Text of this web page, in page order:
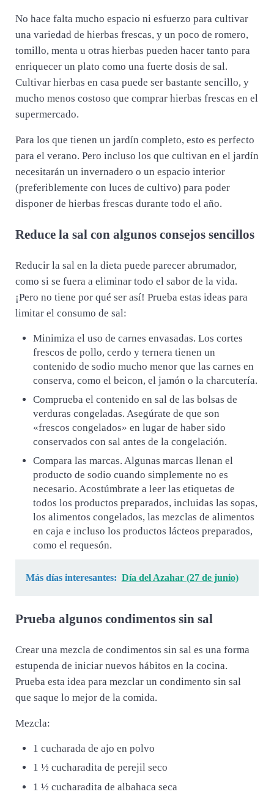
No hace falta mucho espacio ni esfuerzo para cultivar
una variedad de hierbas frescas, y un poco de romero,
tomillo, menta u otras hierbas pueden hacer tanto para
enriquecer un plato como una fuerte dosis de sal.
Cultivar hierbas en casa puede ser bastante sencillo, y
mucho menos costoso que comprar hierbas frescas en el
supermercado.
Para los que tienen un jardín completo, esto es perfecto
para el verano. Pero incluso los que cultivan en el jardín
necesitarán un invernadero o un espacio interior
(preferiblemente con luces de cultivo) para poder
disponer de hierbas frescas durante todo el año.
Reduce la sal con algunos consejos sencillos
Reducir la sal en la dieta puede parecer abrumador,
como si se fuera a eliminar todo el sabor de la vida.
¡Pero no tiene por qué ser así! Prueba estas ideas para
limitar el consumo de sal:
Minimiza el uso de carnes envasadas. Los cortes
frescos de pollo, cerdo y ternera tienen un
contenido de sodio mucho menor que las carnes en
conserva, como el beicon, el jamón o la charcutería.
Comprueba el contenido en sal de las bolsas de
verduras congeladas. Asegúrate de que son
«frescos congelados» en lugar de haber sido
conservados con sal antes de la congelación.
Compara las marcas. Algunas marcas llenan el
producto de sodio cuando simplemente no es
necesario. Acostúmbrate a leer las etiquetas de
todos los productos preparados, incluidas las sopas,
los alimentos congelados, las mezclas de alimentos
en caja e incluso los productos lácteos preparados,
como el requesón.
Más días interesantes: Día del Azahar (27 de junio)
Prueba algunos condimentos sin sal
Crear una mezcla de condimentos sin sal es una forma
estupenda de iniciar nuevos hábitos en la cocina.
Prueba esta idea para mezclar un condimento sin sal
que saque lo mejor de la comida.
Mezcla:
1 cucharada de ajo en polvo
1 ½ cucharadita de perejil seco
1 ½ cucharadita de albahaca seca